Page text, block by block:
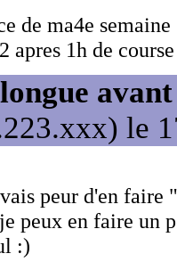
de ma4e
apres 1h de
le
peur d'en faire
peux en faire un
:)